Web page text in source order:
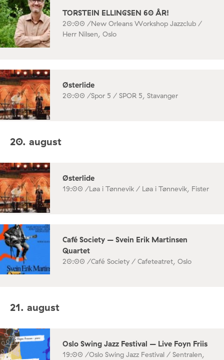
TORSTEIN ELLINGSEN 60 ÅR!
20:00 /New Orleans Workshop Jazzclub /
Herr Nilsen, Oslo
Østerlide
20:00 /Spor 5 / SPOR 5, Stavanger
20. august
Østerlide
19:00 /Løa i Tønnevik / Løa i Tønnevik, Fister
Café Society – Svein Erik Martinsen
Quartet
20:00 /Café Society / Cafeteatret, Oslo
21. august
Oslo Swing Jazz Festival – Live Foyn Friis
19:00 /Oslo Swing Jazz Festival / Sentralen,